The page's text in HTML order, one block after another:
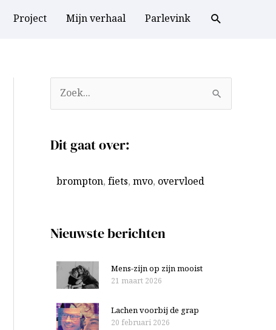
Project Mijn verhaal Parlevink
o
k
r
Dit gaat over:
brompton, fiets, mvo, overvloed
Nieuwste berichten
Mens-zijn op zijn mooist
21 maart 2026
Lachen voorbij de grap
20 februari 2026
r
h
n